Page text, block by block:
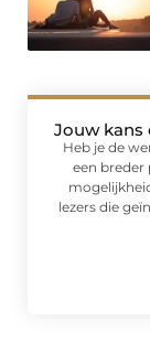
Jouw kans
Heb je de
een breder
lezers die